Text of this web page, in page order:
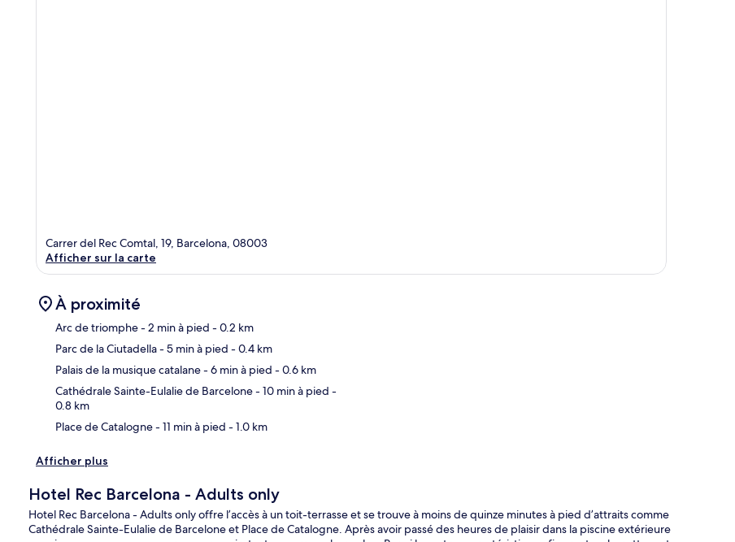
Carrer del Rec Comtal, 19, Barcelona, 08003
Afficher sur la carte
À proximité
Arc de triomphe- 2 min à pied - 0.2 km
Parc de la Ciutadella- 5 min à pied - 0.4 km
Palais de la musique catalane- 6 min à pied - 0.6 km
Cathédrale Sainte-Eulalie de Barcelone- 10 min à pied -
0.8 km
Place de Catalogne- 11 min à pied - 1.0 km
Afficher plus
Hotel Rec Barcelona - Adults only
Hotel Rec Barcelona - Adults only offre l’accès à un toit-terrasse et se trouve à moins de quinze minutes à pied d’attraits comme
Cathédrale Sainte-Eulalie de Barcelone et Place de Catalogne. Après avoir passé des heures de plaisir dans la piscine extérieure